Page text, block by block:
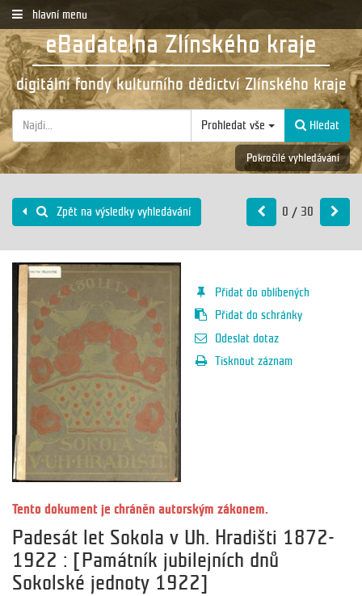
hlavní menu
eBadatelna Zlínského kraje
digitální fondy kulturního dědictví Zlínského kraje
Prohledat vše Hledat
Pokročilé vyhledávání
Zpět na výsledky vyhledávání 0 / 30
Přidat do oblíbených
Přidat do schránky
Odeslat dotaz
Tisknout záznam
Tento dokument je chráněn autorským zákonem.
Padesát let Sokola v Uh. Hradišti 1872-
1922 : [Památník jubilejních dnů
Sokolské jednoty 1922]